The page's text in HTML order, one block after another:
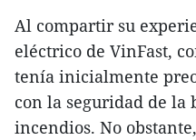
Al compartir su
eléctrico de VinFast,
tenía inicialmente
con la seguridad de la
incendios. No